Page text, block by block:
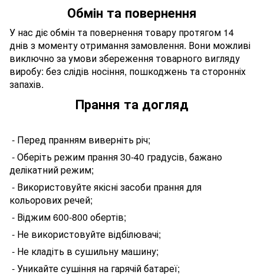
Обмін та повернення
У нас діє обмін та повернення товару протягом 14
днів з моменту отримання замовлення. Вони можливі
виключно за умови збереження товарного вигляду
виробу: без слідів носіння, пошкоджень та сторонніх
запахів.
Прання та догляд
- Перед пранням виверніть річ;
- Оберіть режим прання 30-40 градусів, бажано
делікатний режим;
- Використовуйте якісні засоби прання для
кольорових речей;
- Віджим 600-800 обертів;
- Не використовуйте відбілювачі;
- Не кладіть в сушильну машину;
- Уникайте сушіння на гарячій батареї;